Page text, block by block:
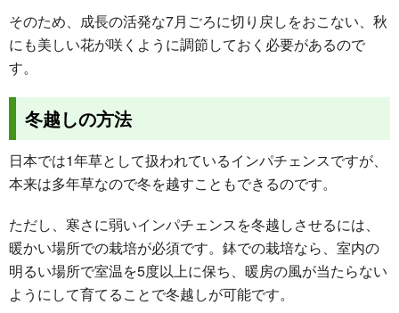
そのため、成長の活発な7月ごろに切り戻しをおこない、秋
にも美しい花が咲くように調節しておく必要があるので
す。
冬越しの方法
日本では1年草として扱われているインパチェンスですが、
本来は多年草なので冬を越すこともできるのです。
ただし、寒さに弱いインパチェンスを冬越しさせるには、
暖かい場所での栽培が必須です。鉢での栽培なら、室内の
明るい場所で室温を5度以上に保ち、暖房の風が当たらない
ようにして育てることで冬越しが可能です。